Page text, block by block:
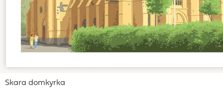
Skara domkyrka